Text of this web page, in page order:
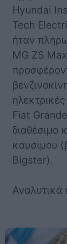
Hyundai
Tech
ήταν
MG ZS
Fiat
διαθέσιμο
καυσίμου
Bigster).
Αναλυτικά